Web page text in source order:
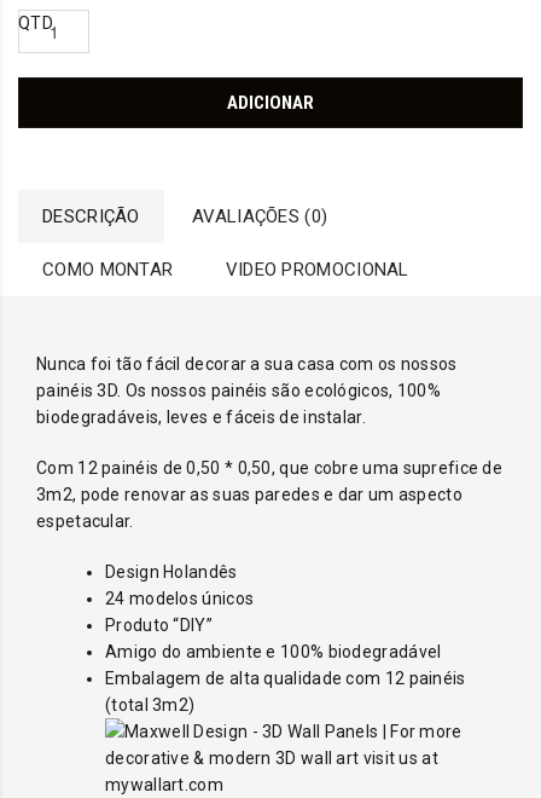
QTD
ADICIONAR
DESCRIÇÃO AVALIAÇÕES (0)
COMO MONTAR VIDEO PROMOCIONAL
Nunca foi tão fácil decorar a sua casa com os nossos
painéis 3D. Os nossos painéis são ecológicos, 100%
biodegradáveis, leves e fáceis de instalar.
Com 12 painéis de 0,50 * 0,50, que cobre uma suprefice de
3m2, pode renovar as suas paredes e dar um aspecto
espetacular.
Design Holandês
24 modelos únicos
Produto “DIY”
Amigo do ambiente e 100% biodegradável
Embalagem de alta qualidade com 12 painéis
(total 3m2)